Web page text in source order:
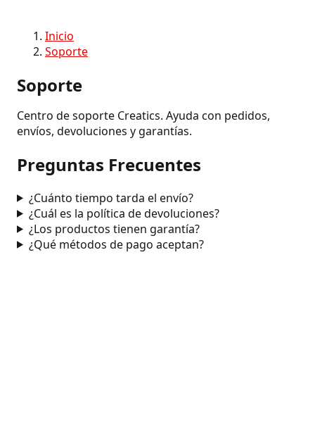
Inicio
Soporte
Soporte
Centro de soporte Creatics. Ayuda con pedidos,
envíos, devoluciones y garantías.
Preguntas Frecuentes
¿Cuánto tiempo tarda el envío?
¿Cuál es la política de devoluciones?
¿Los productos tienen garantía?
¿Qué métodos de pago aceptan?